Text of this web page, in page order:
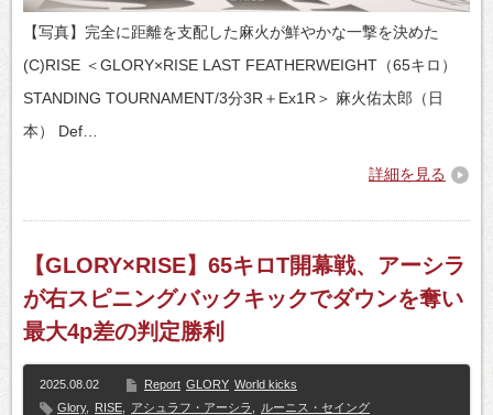
【写真】完全に距離を支配した麻火が鮮やかな一撃を決めた
(C)RISE ＜GLORY×RISE LAST FEATHERWEIGHT（65キロ）
STANDING TOURNAMENT/3分3R＋Ex1R＞ 麻火佑太郎（日
本） Def…
詳細を見る
【GLORY×RISE】65キロT開幕戦、アーシラ
が右スピニングバックキックでダウンを奪い
最大4p差の判定勝利
2025.08.02 Report GLORY World kicks
Glory, RISE アシュラフ・アーシラ ルーニス・セイング